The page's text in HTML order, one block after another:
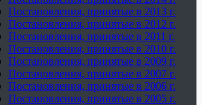
Постановления, принятые в 2013 г.
Постановления, принятые в 2012 г.
Постановления, принятые в 2011 г.
Постановления, принятые в 2010 г.
Постановления, принятые в 2009 г.
Постановления, принятые в 2007 г.
Постановления, принятые в 2006 г.
Постановления, принятые в 2005 г.